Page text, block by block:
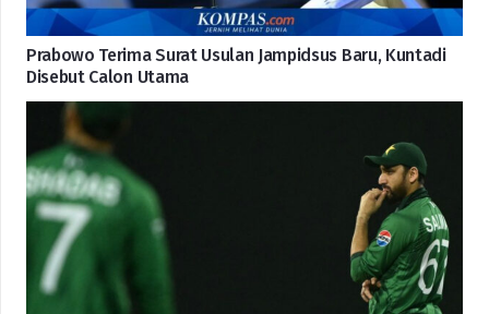
Prabowo Terima Surat Usulan Jampidsus Baru, Kuntadi
Disebut Calon Utama